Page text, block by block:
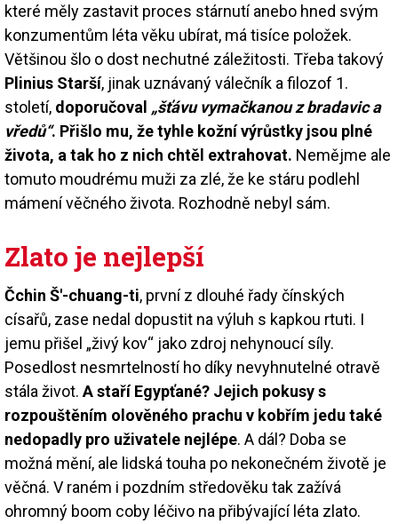
které měly zastavit proces stárnutí anebo hned svým
konzumentům léta věku ubírat, má tisíce položek.
Většinou šlo o dost nechutné záležitosti. Třeba takový
Plinius Starší, jinak uznávaný válečník a filozof 1.
století, doporučoval „šťávu vymačkanou z bradavic a
vředů“. Přišlo mu, že tyhle kožní výrůstky jsou plné
života, a tak ho z nich chtěl extrahovat. Nemějme ale
tomuto moudrému muži za zlé, že ke stáru podlehl
mámení věčného života. Rozhodně nebyl sám.
Zlato je nejlepší
Čchin Š'-chuang-ti, první z dlouhé řady čínských
císařů, zase nedal dopustit na výluh s kapkou rtuti. I
jemu přišel „živý kov“ jako zdroj nehynoucí síly.
Posedlost nesmrtelností ho díky nevyhnutelné otravě
stála život. A staří Egypťané? Jejich pokusy s
rozpouštěním olověného prachu v kobřím jedu také
nedopadly pro uživatele nejlépe. A dál? Doba se
možná mění, ale lidská touha po nekonečném životě je
věčná. V raném i pozdním středověku tak zažívá
ohromný boom coby léčivo na přibývající léta zlato.